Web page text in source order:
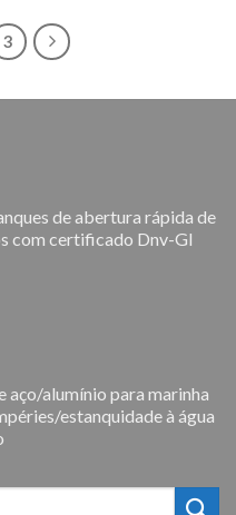
3
de abertura rápida de
com certificado Dnv-Gl
aço/alumínio para marinha
estanquidade à água